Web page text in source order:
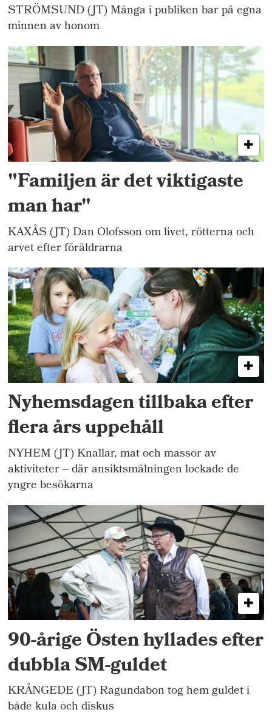
STRÖMSUND (JT) Många i publiken bar på egna
minnen av honom
"Familjen är det viktigaste
man har"
KAXÅS (JT) Dan Olofsson om livet, rötterna och
arvet efter föräldrarna
Nyhemsdagen tillbaka efter
flera års uppehåll
NYHEM (JT) Knallar, mat och massor av
aktiviteter – där ansiktsmålningen lockade de
yngre besökarna
90-årige Östen hyllades efter
dubbla SM-guldet
KRÅNGEDE (JT) Ragundabon tog hem guldet i
både kula och diskus